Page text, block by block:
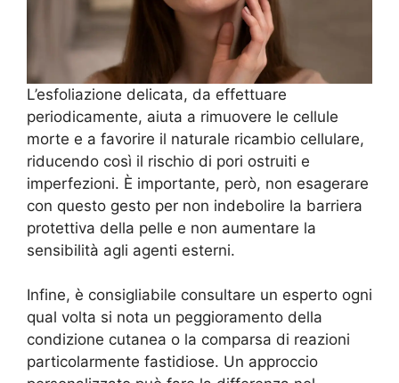
L’esfoliazione delicata, da effettuare
periodicamente, aiuta a rimuovere le cellule
morte e a favorire il naturale ricambio cellulare,
riducendo così il rischio di pori ostruiti e
imperfezioni. È importante, però, non esagerare
con questo gesto per non indebolire la barriera
protettiva della pelle e non aumentare la
sensibilità agli agenti esterni.
Infine, è consigliabile consultare un esperto ogni
qual volta si nota un peggioramento della
condizione cutanea o la comparsa di reazioni
particolarmente fastidiose. Un approccio